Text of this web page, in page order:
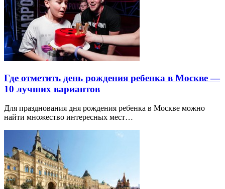
Где отметить день рождения ребенка в Москве —
10 лучших вариантов
Для празднования дня рождения ребенка в Москве можно
найти множество интересных мест…